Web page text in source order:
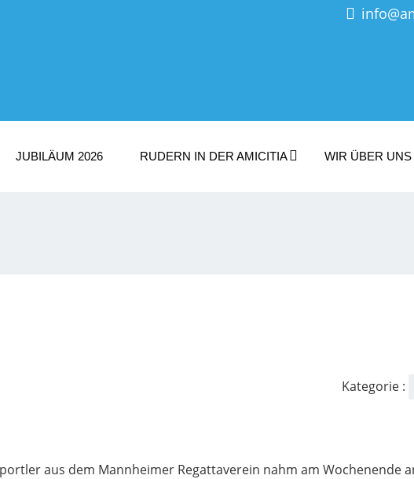
JUBILÄUM 2026 RUDERN IN DER AMICITIA WIR ÜBER UNS
Kategorie :
aus dem Mannheimer Regattaverein nahm am Wochenende